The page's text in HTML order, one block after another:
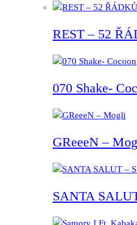
REST – 52
070 Shake-
GReeeN –
SANTA